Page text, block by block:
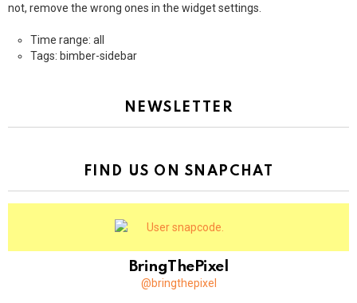
not, remove the wrong ones in the widget settings.
Time range: all
Tags: bimber-sidebar
NEWSLETTER
FIND US ON SNAPCHAT
BringThePixel
@bringthepixel